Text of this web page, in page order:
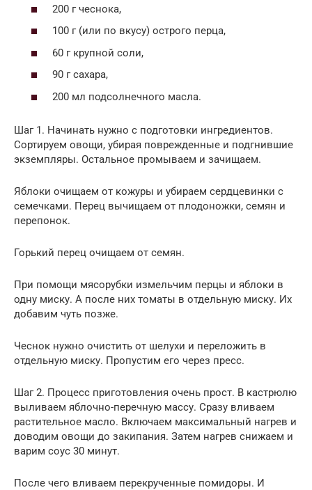
200 г чеснока,
100 г (или по вкусу) острого перца,
60 г крупной соли,
90 г сахара,
200 мл подсолнечного масла.
Шаг 1. Начинать нужно с подготовки ингредиентов.
Сортируем овощи, убирая поврежденные и подгнившие
экземпляры. Остальное промываем и зачищаем.
Яблоки очищаем от кожуры и убираем сердцевинки с
семечками. Перец вычищаем от плодоножки, семян и
перепонок.
Горький перец очищаем от семян.
При помощи мясорубки измельчим перцы и яблоки в
одну миску. А после них томаты в отдельную миску. Их
добавим чуть позже.
Чеснок нужно очистить от шелухи и переложить в
отдельную миску. Пропустим его через пресс.
Шаг 2. Процесс приготовления очень прост. В кастрюлю
выливаем яблочно-перечную массу. Сразу вливаем
растительное масло. Включаем максимальный нагрев и
доводим овощи до закипания. Затем нагрев снижаем и
варим соус 30 минут.
После чего вливаем перекрученные помидоры. И